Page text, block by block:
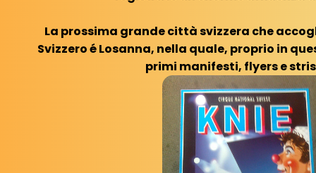
La prossima grande città svizzera che
Svizzero é Losanna, nella quale, proprio in
primi manifesti, flyers e